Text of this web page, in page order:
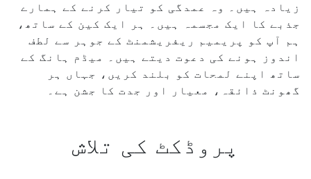
زیادہ ہیں۔ وہ عمدگی کو تیار کرنے کے ہمارے
جذبے کا ایک مجسمہ ہیں۔ ہر ایک کین کے ساتھ،
ہم آپ کو پریمیم ریفریشمنٹ کے جوہر سے لطف
اندوز ہونے کی دعوت دیتے ہیں۔ میڈم ہانگ کے
ساتھ اپنے لمحات کو بلند کریں، جہاں ہر
گھونٹ ذائقہ، معیار اور جدت کا جشن ہے۔
پروڈکٹ کی تلاش